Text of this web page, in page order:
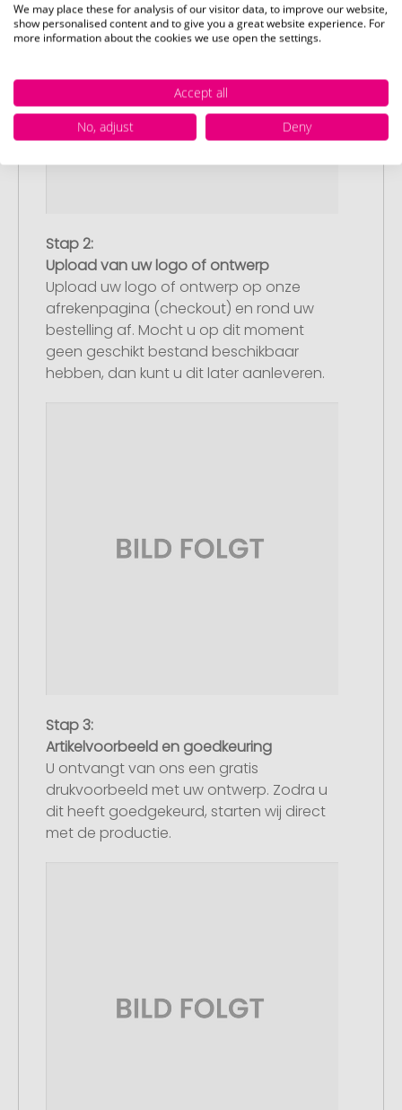
Stap 2:
Upload van uw logo of ontwerp
Upload uw logo of ontwerp op onze
afrekenpagina (checkout) en rond uw
bestelling af. Mocht u op dit moment
geen geschikt bestand beschikbaar
hebben, dan kunt u dit later aanleveren.
Stap 3:
Artikelvoorbeeld en goedkeuring
U ontvangt van ons een gratis
drukvoorbeeld met uw ontwerp. Zodra u
dit heeft goedgekeurd, starten wij direct
met de productie.
We may place these for analysis of our visitor data, to improve our website,
show personalised content and to give you a great website experience. For
more information about the cookies we use open the settings.
Accept all
No, adjust
Deny